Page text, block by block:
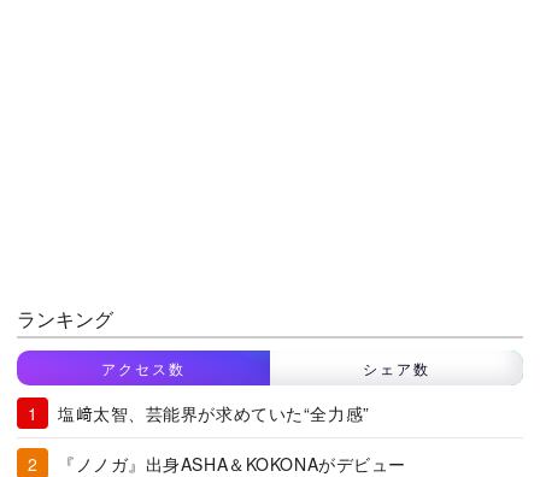
ランキング
アクセス数 シェア数
塩﨑太智、芸能界が求めていた“全力感”
『ノノガ』出身ASHA＆KOKONAがデビュー